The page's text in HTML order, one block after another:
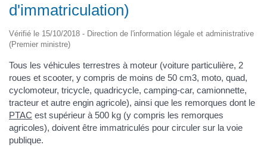
d'immatriculation)
Vérifié le 15/10/2018 - Direction de l'information légale et administrative
(Premier ministre)
Tous les véhicules terrestres à moteur (voiture particulière, 2
roues et scooter, y compris de moins de 50 cm3, moto, quad,
cyclomoteur, tricycle, quadricycle, camping-car, camionnette,
tracteur et autre engin agricole), ainsi que les remorques dont le
PTAC est supérieur à 500 kg (y compris les remorques
agricoles), doivent être immatriculés pour circuler sur la voie
publique.